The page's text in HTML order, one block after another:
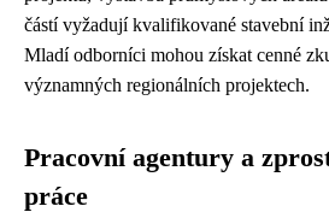
částí vyžadují kvalifikované stavební
Mladí odborníci mohou získat cenné
významných regionálních projektech.
Pracovní agentury a
práce